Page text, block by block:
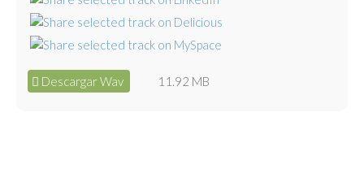
Descargar Wav 11.92 MB